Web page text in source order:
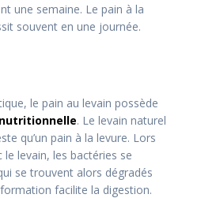
une semaine. Le pain à la
souvent en une journée.
le pain au levain possède
. Le levain naturel
qu’un pain à la levure. Lors
levain, les bactéries se
se trouvent alors dégradés
facilite la digestion.